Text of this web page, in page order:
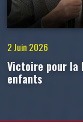
2 Juin 2026
Victoire pour la
enfants